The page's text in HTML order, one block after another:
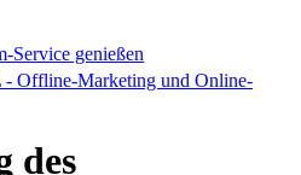
Service genießen
Offline-Marketing und Online-
des